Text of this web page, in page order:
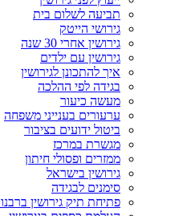
תביעה לשלום בית
גירושי הייטק
גירושין אחרי 30 שנה
גירושין עם ילדים
איך להתכונן לגירושין
בגידה לפי ההלכה
מעשה כיעור
ערעורים בענייני משפחה
ביטול ידועים בציבור
מגשרת במרכז
ממזרים ופסולי חיתון
גירושין בישראל
סימנים לבגידה
פתיחת תיק גירושין